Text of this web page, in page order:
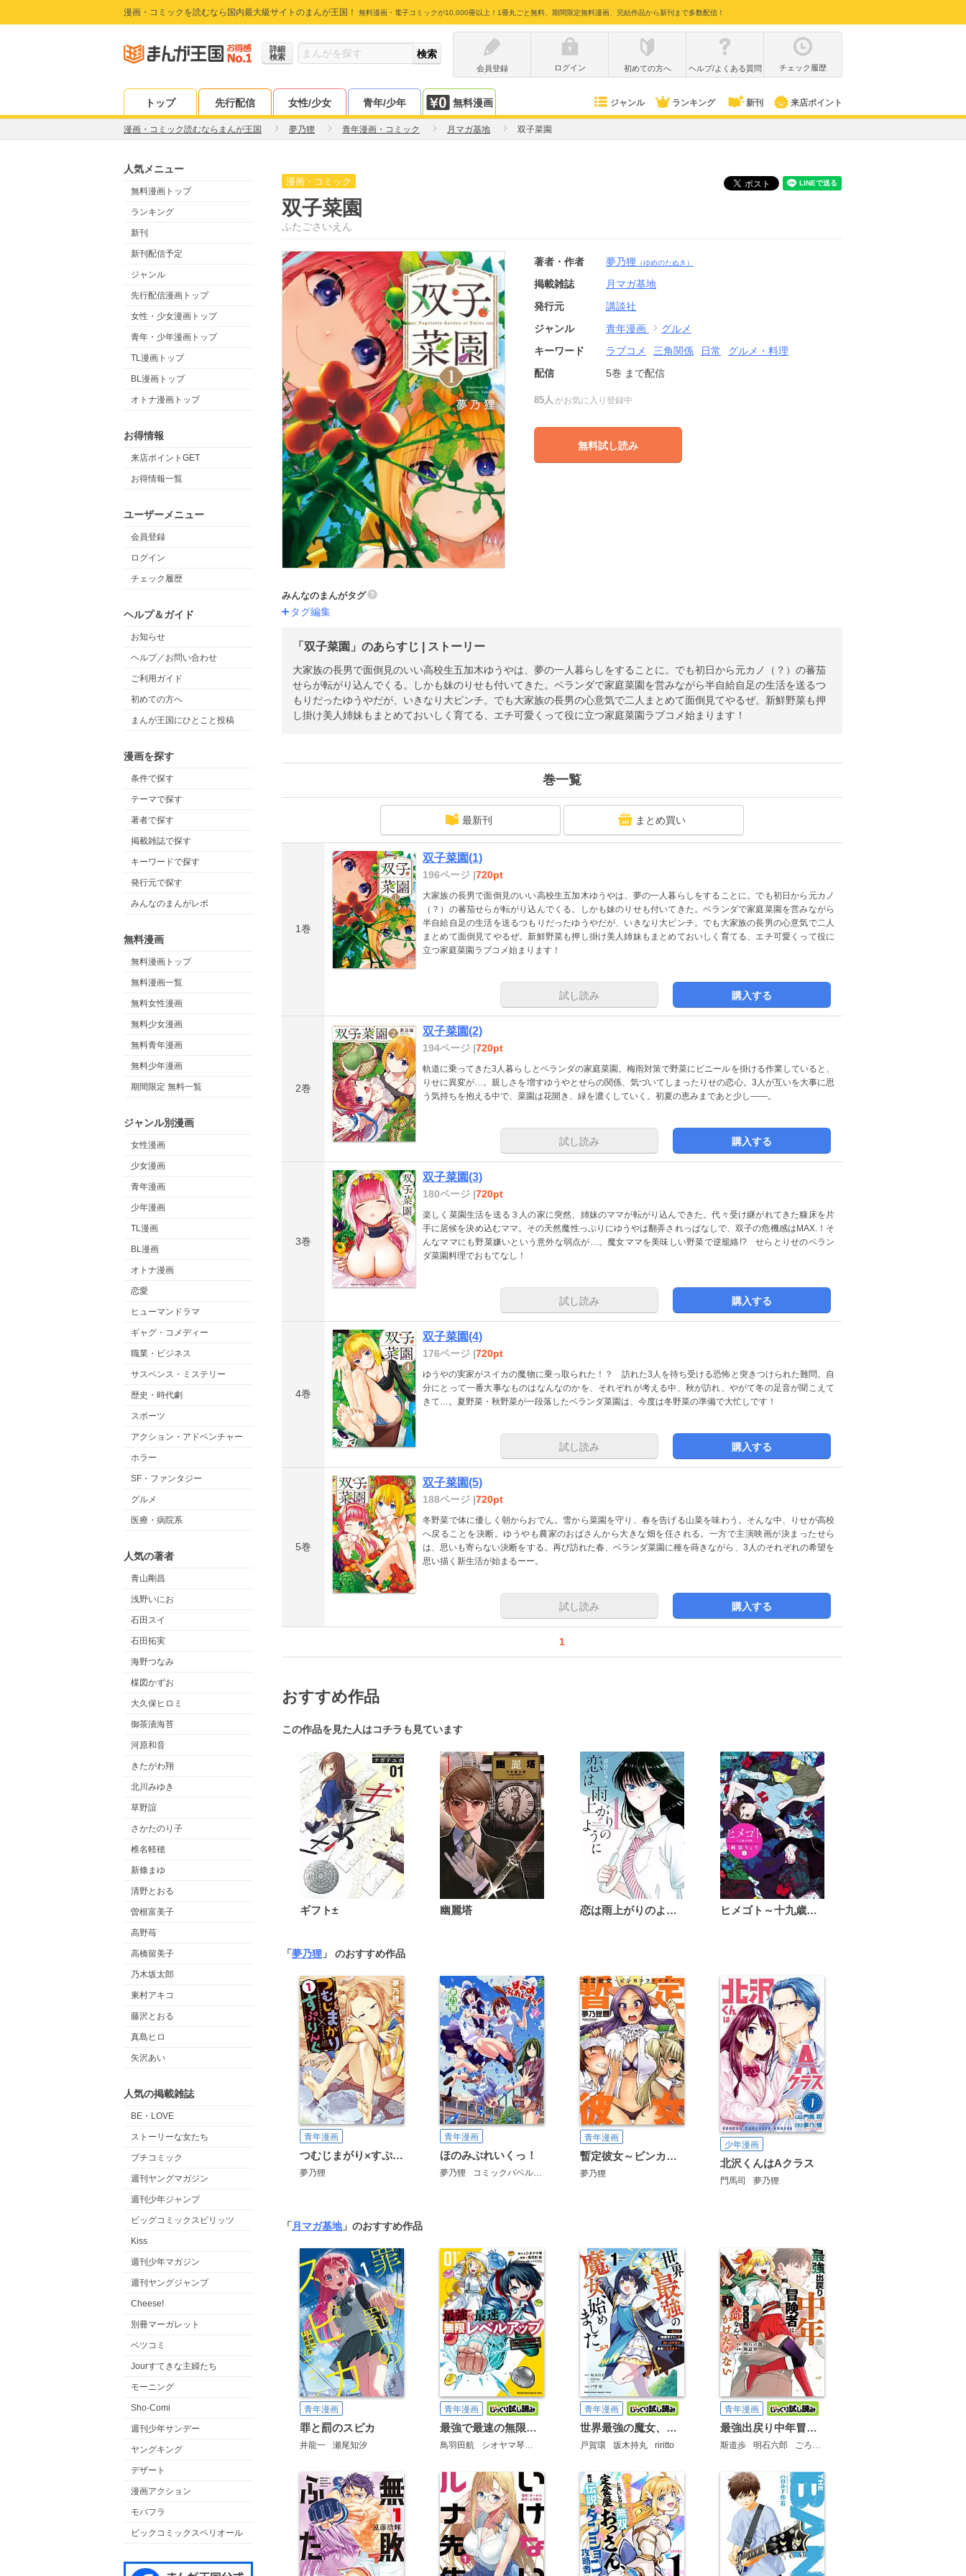
漫画・コミックを読むなら国内最大級サイトのまんが王国！ 無料漫画・電子コミックが10,000冊以上！1冊丸ごと無料、期間限定無料漫画、完結作品から新刊まで多数配信！
詳細
検索
会員登録
ログイン 初めての方へ ヘルプ/よくある質問 チェック履歴
トップ 先行配信 女性/少女 青年/少年 無料漫画 ジャンル ランキング 新刊 来店ポイント
漫画・コミック読むならまんが王国 夢乃狸 青年漫画・コミック 月マガ基地 双子菜園
人気メニュー
無料漫画トップ
ランキング
新刊
新刊配信予定
ジャンル
先行配信漫画トップ
女性・少女漫画トップ
青年・少年漫画トップ
TL漫画トップ
BL漫画トップ
オトナ漫画トップ
お得情報
来店ポイントGET
お得情報一覧
ユーザーメニュー
会員登録
ログイン
チェック履歴
ヘルプ＆ガイド
お知らせ
ヘルプ／お問い合わせ
ご利用ガイド
初めての方へ
まんが王国にひとこと投稿
漫画を探す
条件で探す
テーマで探す
著者で探す
掲載雑誌で探す
キーワードで探す
発行元で探す
みんなのまんがレポ
無料漫画
無料漫画トップ
無料漫画一覧
無料女性漫画
無料少女漫画
無料青年漫画
無料少年漫画
期間限定 無料一覧
ジャンル別漫画
女性漫画
少女漫画
青年漫画
少年漫画
TL漫画
BL漫画
オトナ漫画
恋愛
ヒューマンドラマ
ギャグ・コメディー
職業・ビジネス
サスペンス・ミステリー
歴史・時代劇
スポーツ
アクション・アドベンチャー
ホラー
SF・ファンタジー
グルメ
医療・病院系
人気の著者
青山剛昌
浅野いにお
石田スイ
石田拓実
海野つなみ
楳図かずお
大久保ヒロミ
御茶漬海苔
河原和音
きたがわ翔
北川みゆき
草野誼
さかたのり子
椎名軽穂
新條まゆ
清野とおる
曽根富美子
高野苺
高橋留美子
乃木坂太郎
東村アキコ
藤沢とおる
真島ヒロ
矢沢あい
人気の掲載雑誌
BE・LOVE
ストーリーな女たち
プチコミック
週刊ヤングマガジン
週刊少年ジャンプ
ビッグコミックスピリッツ
Kiss
週刊少年マガジン
週刊ヤングジャンプ
Cheese!
別冊マーガレット
ベツコミ
Jourすてきな主婦たち
モーニング
Sho-Comi
週刊少年サンデー
ヤングキング
デザート
漫画アクション
モバフラ
ビックコミックスペリオール
漫画・コミック
双子菜園
ふたごさいえん
著者・作者 夢乃狸 （ゆめのたぬき）
掲載雑誌
月マガ基地
発行元
講談社
ジャンル
青年漫画
グルメ
キーワード
ラブコメ 三角関係 日常
グルメ・料理
配信
5巻 まで配信
85人 がお気に入り登録中
無料試し読み
みんなのまんがタグ
タグ編集
「双子菜園」のあらすじ | ストーリー
大家族の長男で面倒見のいい高校生五加木ゆうやは、夢の一人暮らしをすることに。でも初日から元カノ（？）の蕃茄
せらが転がり込んでくる。しかも妹のりせも付いてきた。ベランダで家庭菜園を営みながら半自給自足の生活を送るつ
もりだったゆうやだが、いきなり大ピンチ。でも大家族の長男の心意気で二人まとめて面倒見てやるぜ。新鮮野菜も押
し掛け美人姉妹もまとめておいしく育てる、エチ可愛くって役に立つ家庭菜園ラブコメ始まります！
巻一覧
最新刊 まとめ買い
1巻
双子菜園(1)
196ページ |720pt
大家族の長男で面倒見のいい高校生五加木ゆうやは、夢の一人暮らしをすることに。でも初日から元カノ
（？）の蕃茄せらが転がり込んでくる。しかも妹のりせも付いてきた。ベランダで家庭菜園を営みながら
半自給自足の生活を送るつもりだったゆうやだが、いきなり大ピンチ。でも大家族の長男の心意気で二人
まとめて面倒見てやるぜ。新鮮野菜も押し掛け美人姉妹もまとめておいしく育てる、エチ可愛くって役に
立つ家庭菜園ラブコメ始まります！
試し読み 購入する
2巻
双子菜園(2)
194ページ |720pt
軌道に乗ってきた3人暮らしとベランダの家庭菜園。梅雨対策で野菜にビニールを掛ける作業していると、
りせに異変が…。親しさを増すゆうやとせらの関係、気づいてしまったりせの恋心。3人が互いを大事に思
う気持ちを抱える中で、菜園は花開き、緑を濃くしていく。初夏の恵みまであと少し――。
試し読み 購入する
3巻
双子菜園(3)
180ページ |720pt
楽しく菜園生活を送る３人の家に突然、姉妹のママが転がり込んできた。代々受け継がれてきた糠床を片
手に居候を決め込むママ。その天然魔性っぷりにゆうやは翻弄されっぱなしで、双子の危機感はMAX.！そ
んなママにも野菜嫌いという意外な弱点が…。魔女ママを美味しい野菜で逆籠絡!? せらとりせのベラン
ダ菜園料理でおもてなし！
試し読み 購入する
4巻
双子菜園(4)
176ページ |720pt
ゆうやの実家がスイカの魔物に乗っ取られた！？ 訪れた3人を待ち受ける恐怖と突きつけられた難問。自
分にとって一番大事なものはなんなのかを、それぞれが考える中、秋が訪れ、やがて冬の足音が聞こえて
きて…。夏野菜・秋野菜が一段落したベランダ菜園は、今度は冬野菜の準備で大忙しです！
試し読み 購入する
5巻
双子菜園(5)
188ページ |720pt
冬野菜で体に優しく朝からおでん。雪から菜園を守り、春を告げる山菜を味わう。そんな中、りせが高校
へ戻ることを決断。ゆうやも農家のおばさんから大きな畑を任される。一方で主演映画が決まったせら
は、思いも寄らない決断をする。再び訪れた春、ベランダ菜園に種を蒔きながら、3人のそれぞれの希望を
思い描く新生活が始まるーー。
試し読み 購入する
1
おすすめ作品
この作品を見た人はコチラも見ています
ギフト± 幽麗塔 恋は雨上がりのように ヒメゴト～十九歳の制服～
「夢乃狸 」 のおすすめ作品
青年漫画
つむじまがり×すぷりんぐ
夢乃狸
青年漫画
ほのみぶれいくっ！
夢乃狸 コミックバベル編集部
青年漫画
暫定彼女～ビンカンファイター～
夢乃狸
少年漫画
北沢くんはAクラス
門馬司 夢乃狸
「月マガ基地」のおすすめ作品
青年漫画
罪と罰のスピカ
井龍一 瀬尾知汐
青年漫画
最強で最速の無限レベルアップ
鳥羽田航 シオヤマ琴 トモゼロ
青年漫画
世界最強の魔女、始めました ～私だけ『攻略サイト』を見れる世界で自由に生きます～
戸賀環 坂木持丸 riritto
青年漫画
最強出戻り中年冒険者は、いまさら命なんてかけたくない
斯道歩 明石六郎 ごろー*